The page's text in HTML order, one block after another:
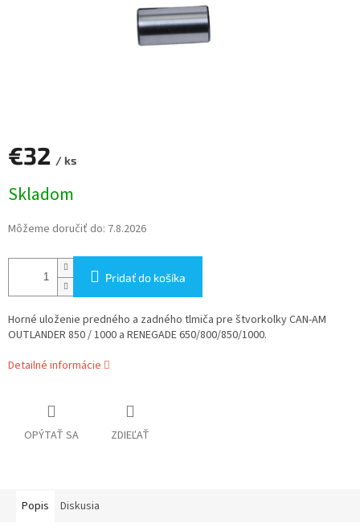
€32 / ks
cena:
Skladom
Môžeme doručiť do: 7.8.2026
Pridať do košíka
Horné uloženie predného a zadného tlmiča pre štvorkolky CAN-AM
OUTLANDER 850 / 1000 a RENEGADE 650/800/850/1000.
Detailné informácie
OPÝTAŤ SA ZDIEĽAŤ
Popis Diskusia